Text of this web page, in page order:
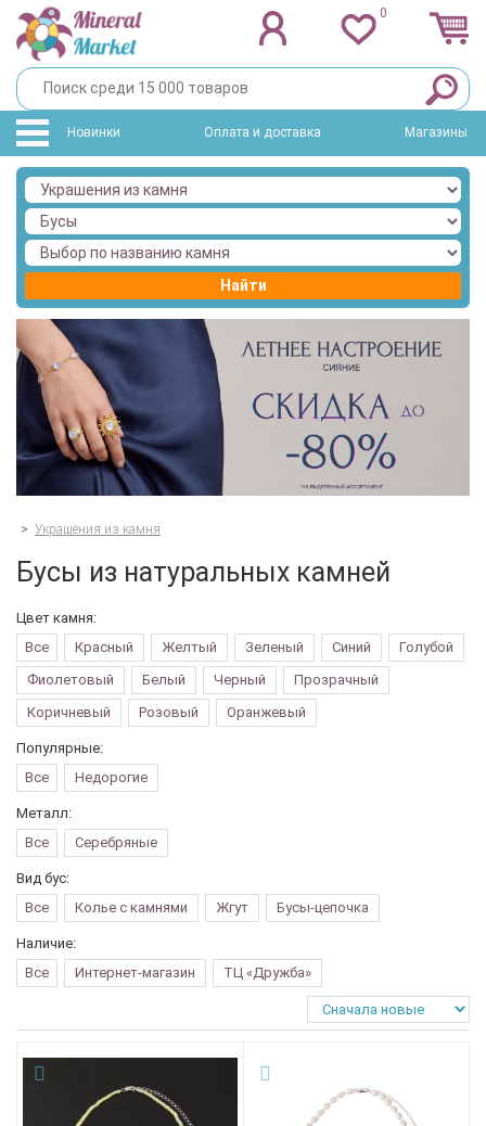
0
Новинки Оплата и доставка Магазины
Найти
> Украшения из камня
Бусы из натуральных камней
Цвет камня:
Все
Красный Желтый Зеленый Синий
Голубой
Фиолетовый
Белый Черный
Прозрачный
Коричневый
Розовый Оранжевый
Популярные:
Все
Недорогие
Металл:
Все
Серебряные
Вид бус:
Все
Колье с камнями Жгут Бусы-цепочка
Наличие:
Все
Интернет-магазин ТЦ «Дружба»